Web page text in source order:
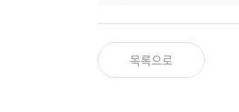
목록으로